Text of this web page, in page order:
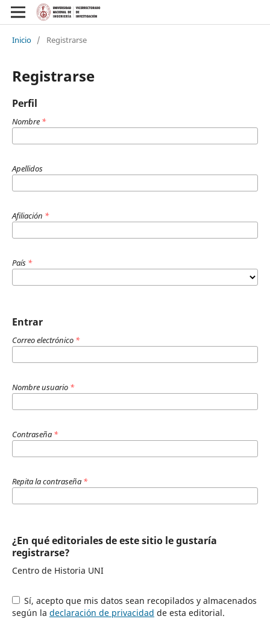
Inicio / Registrarse
Registrarse
Perfil
Nombre *
Apellidos
Afiliación *
País *
Entrar
Correo electrónico *
Nombre usuario *
Contraseña *
Repita la contraseña *
¿En qué editoriales de este sitio le gustaría
registrarse?
Centro de Historia UNI
Sí, acepto que mis datos sean recopilados y almacenados
según la declaración de privacidad de esta editorial.